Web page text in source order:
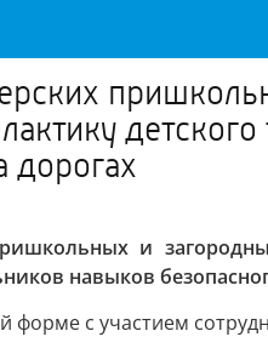
дорогах
и
навыков
форме с участием